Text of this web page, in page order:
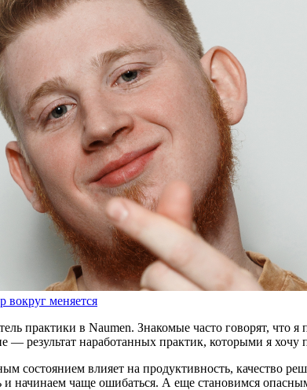
вокруг меняется
практики в Naumen. Знакомые часто говорят, что
— результат наработанных практик, которыми я хочу
состоянием влияет на продуктивность, качество
и начинаем чаще ошибаться. А еще становимся